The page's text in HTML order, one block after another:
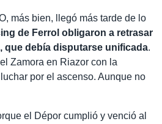
más bien, llegó más tarde de lo
de Ferrol obligaron a retrasar
que debía disputarse unificada.
Zamora en Riazor con la
por el ascenso. Aunque no
el Dépor cumplió y venció al